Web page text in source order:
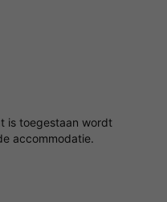
is toegestaan wordt
accommodatie.